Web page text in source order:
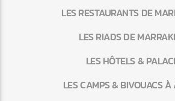
LES RESTAURANTS DE
LES RIADS DE
LES HÔTELS &
LES CAMPS & BIVOUACS À